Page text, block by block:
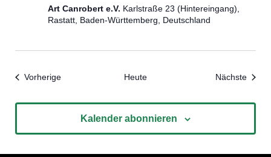
Art Canrobert e.V. Karlstraße 23 (Hintereingang),
Rastatt, Baden-Württemberg, Deutschland
VorherigeVeranstaltungen Heute Nächste
Kalender abonnieren